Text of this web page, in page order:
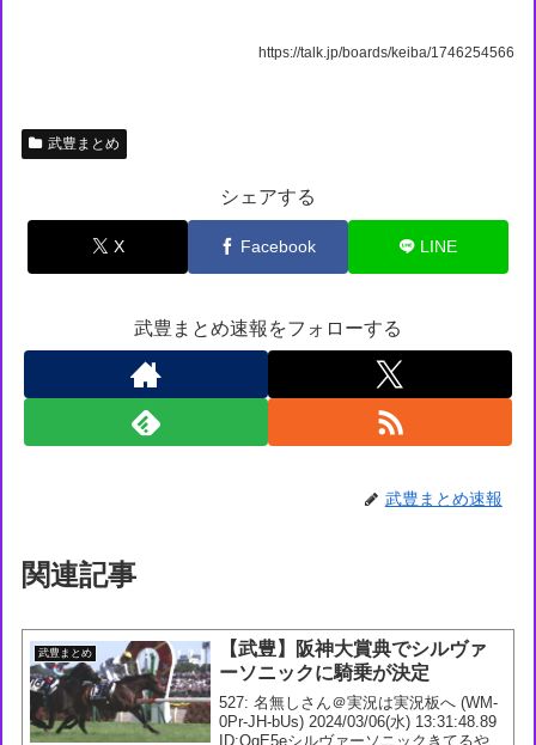
https://talk.jp/boards/keiba/1746254566
武豊まとめ
シェアする
X Facebook LINE
武豊まとめ速報をフォローする
武豊まとめ速報
関連記事
武豊まとめ
【武豊】阪神大賞典でシルヴァ
ーソニックに騎乗が決定
527: 名無しさん＠実況は実況板へ (WM-
0Pr-JH-bUs) 2024/03/06(水) 13:31:48.89
ID:OqE5eシルヴァーソニックきてるやん